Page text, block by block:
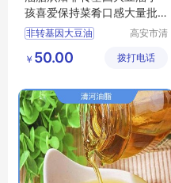
孩喜爱保持菜肴口感大量批
发
非转基因大豆油
压榨菜籽油
食用植物调和油
高安市清
限公司
￥ 50.00 拨打电话